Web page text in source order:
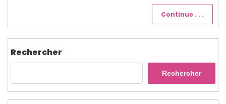
Continue . . .
Rechercher
Rechercher